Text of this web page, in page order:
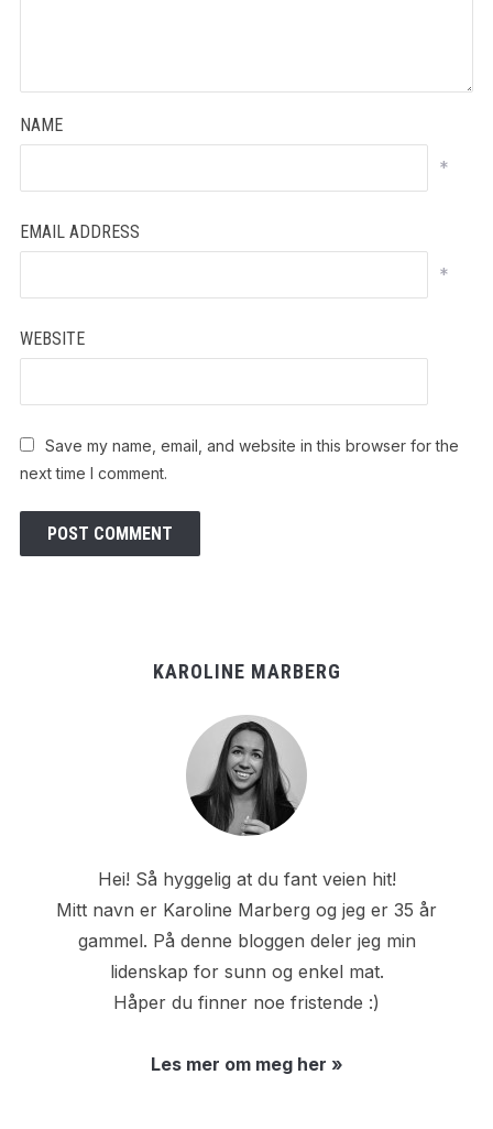
NAME
*
EMAIL ADDRESS
*
WEBSITE
Save my name, email, and website in this browser for the
next time I comment.
KAROLINE MARBERG
Hei! Så hyggelig at du fant veien hit!
Mitt navn er Karoline Marberg og jeg er 35 år
gammel. På denne bloggen deler jeg min
lidenskap for sunn og enkel mat.
Håper du finner noe fristende :)
Les mer om meg her »